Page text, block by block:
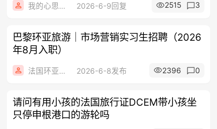
我的心思你不懂 2026-6-9回复 2515 3
巴黎环亚旅游｜市场营销实习生招聘（2026
年8月入职）
法国环亚旅游 2026-6-8发布 2396 0
请问有用小孩的法国旅行证DCEM带小孩坐
只停申根港口的游轮吗